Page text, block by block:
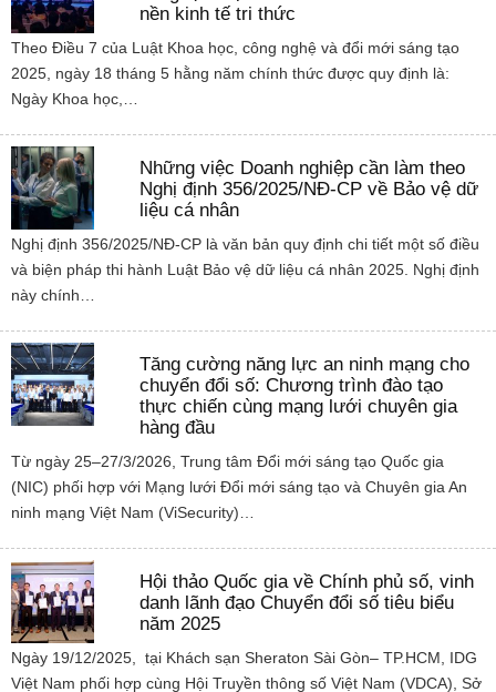
nền kinh tế tri thức
Theo Điều 7 của Luật Khoa học, công nghệ và đổi mới sáng tạo
2025, ngày 18 tháng 5 hằng năm chính thức được quy định là:
Ngày Khoa học,…
Những việc Doanh nghiệp cần làm theo
Nghị định 356/2025/NĐ-CP về Bảo vệ dữ
liệu cá nhân
Nghị định 356/2025/NĐ-CP là văn bản quy định chi tiết một số điều
và biện pháp thi hành Luật Bảo vệ dữ liệu cá nhân 2025. Nghị định
này chính…
Tăng cường năng lực an ninh mạng cho
chuyển đổi số: Chương trình đào tạo
thực chiến cùng mạng lưới chuyên gia
hàng đầu
Từ ngày 25–27/3/2026, Trung tâm Đổi mới sáng tạo Quốc gia
(NIC) phối hợp với Mạng lưới Đổi mới sáng tạo và Chuyên gia An
ninh mạng Việt Nam (ViSecurity)…
Hội thảo Quốc gia về Chính phủ số, vinh
danh lãnh đạo Chuyển đổi số tiêu biểu
năm 2025
Ngày 19/12/2025, tại Khách sạn Sheraton Sài Gòn– TP.HCM, IDG
Việt Nam phối hợp cùng Hội Truyền thông số Việt Nam (VDCA), Sở